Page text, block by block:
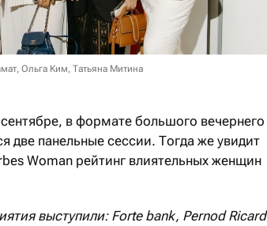
Ольга Ким, Татьяна Митина
в формате большого вечернего
две панельные сессии. Тогда же увидит
Woman рейтинг влиятельных женщин
выступили: Forte bank, Pernod Ricard